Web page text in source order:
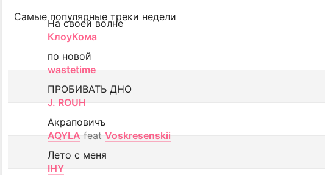
Самые популярные треки недели
На своей волне
КлоуКома
по новой
wastetime
ПРОБИВАТЬ ДНО
J. ROUH
Акраповичъ
AQYLA feat Voskresenskii
Лето с меня
IHY